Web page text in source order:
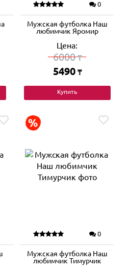
0
Мужская футболка Наш
любимчик Яромир
Цена:
6000₸
5490 ₸
Купить
0
Мужская футболка Наш
любимчик Тимурчик